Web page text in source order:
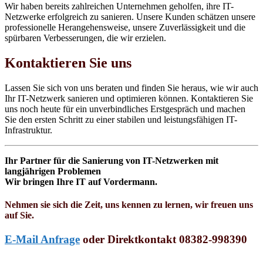
Wir haben bereits zahlreichen Unternehmen geholfen, ihre IT-
Netzwerke erfolgreich zu sanieren. Unsere Kunden schätzen unsere
professionelle Herangehensweise, unsere Zuverlässigkeit und die
spürbaren Verbesserungen, die wir erzielen.
Kontaktieren Sie uns
Lassen Sie sich von uns beraten und finden Sie heraus, wie wir auch
Ihr IT-Netzwerk sanieren und optimieren können. Kontaktieren Sie
uns noch heute für ein unverbindliches Erstgespräch und machen
Sie den ersten Schritt zu einer stabilen und leistungsfähigen IT-
Infrastruktur.
Ihr Partner für die Sanierung von IT-Netzwerken mit
langjährigen Problemen
Wir bringen Ihre IT auf Vordermann.
Nehmen sie sich die Zeit, uns kennen zu lernen, wir freuen uns
auf Sie.
E-Mail Anfrage oder Direktkontakt 08382-998390